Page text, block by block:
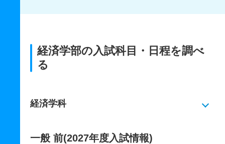
経済学部の入試科目・日程を調べ
る
経済学科
一般 前(2027年度入試情報)